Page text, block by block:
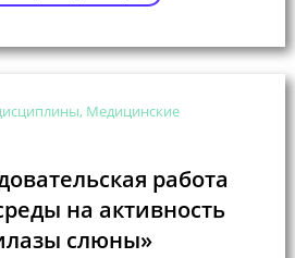
Медицинские
работа
на активность
слюны»